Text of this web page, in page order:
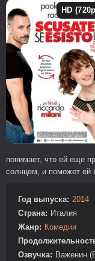
HD
понимает, что ей еще
солнцем, и поможет ей
Год выпуска: 2014
Страна: Италия
Жанр: Комедии
Озвучка: Важенин